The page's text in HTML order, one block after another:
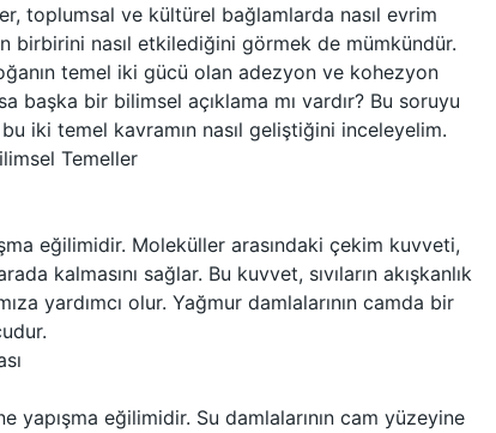
toplumsal ve kültürel bağlamlarda nasıl evrim
birbirini nasıl etkilediğini görmek de mümkündür.
temel iki gücü olan adezyon ve kohezyon
başka bir bilimsel açıklama mı vardır? Bu soruyu
iki temel kavramın nasıl geliştiğini inceleyelim.
Temeller
eğilimidir. Moleküller arasındaki çekim kuvveti,
kalmasını sağlar. Bu kuvvet, sıvıların akışkanlık
yardımcı olur. Yağmur damlalarının camda bir
eğilimidir. Su damlalarının cam yüzeyine